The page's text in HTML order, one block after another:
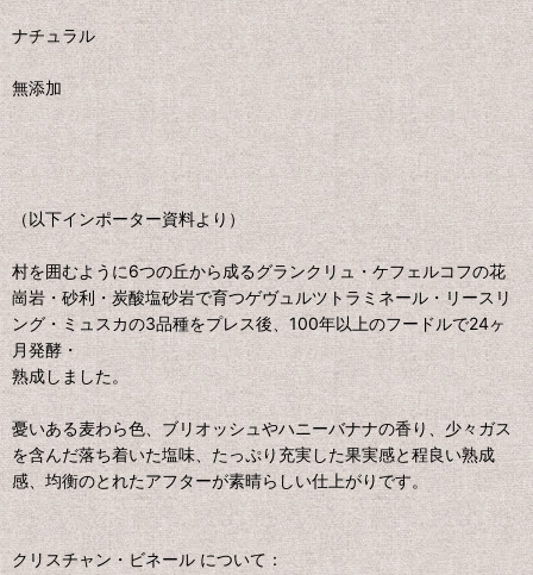
ナチュラル
無添加
（以下インポーター資料より）
村を囲むように6つの丘から成るグランクリュ・ケフェルコフの花
崗岩・砂利・炭酸塩砂岩で育つゲヴュルツトラミネール・リースリ
ング・ミュスカの3品種をプレス後、100年以上のフードルで24ヶ
月発酵・
熟成しました。
憂いある麦わら色、ブリオッシュやハニーバナナの香り、少々ガス
を含んだ落ち着いた塩味、たっぷり充実した果実感と程良い熟成
感、均衡のとれたアフターが素晴らしい仕上がりです。
クリスチャン・ビネール について：